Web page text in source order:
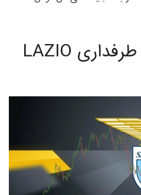
ویژگی‌های توکن طرفداری LAZIO